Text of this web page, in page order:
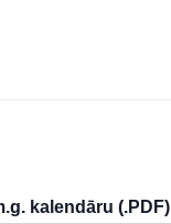
kalendāru (.PDF)